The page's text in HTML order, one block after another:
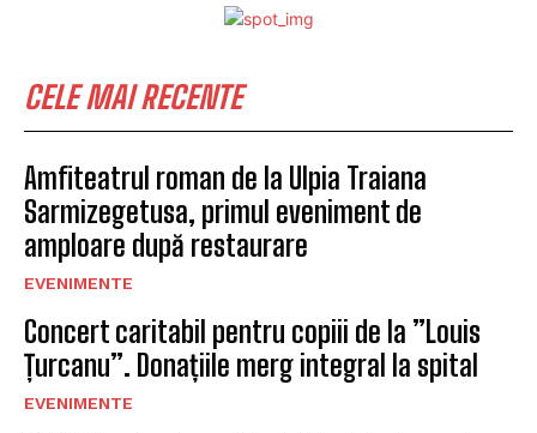
CELE MAI RECENTE
Amfiteatrul roman de la Ulpia Traiana
Sarmizegetusa, primul eveniment de
amploare după restaurare
EVENIMENTE
Concert caritabil pentru copiii de la ”Louis
Țurcanu”. Donațiile merg integral la spital
EVENIMENTE